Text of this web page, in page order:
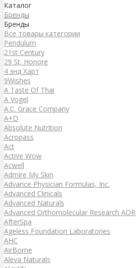
Каталог
Бренды
Бренды
Все товары категории
Pendulum
21st Century
29 St. Honore
4 энд Харт
9Wishes
A Taste Of Thai
A Vogel
A.C. Grace Company
A+D
Absolute Nutrition
Acropass
Act
Active Wow
Acwell
Admire My Skin
Advance Physician Formulas, Inc.
Advanced Clinicals
Advanced Naturals
Advanced Orthomolecular Research AOR
AfterSpa
Ageless Foundation Laboratories
AHC
AirBorne
Aleva Naturals